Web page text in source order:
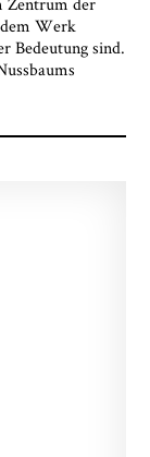
Werk
Bedeutung sind.